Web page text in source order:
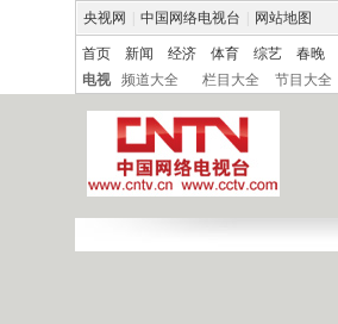
央视网 中国网络电视台 网站地图
首页 新闻 经济 体育 综艺 春晚
电视
频道大全 栏目大全 节目大全